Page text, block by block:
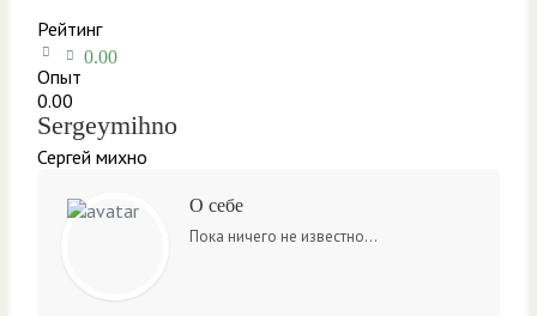
Рейтинг
0.00
Опыт
0.00
Sergeymihno
Сергей михно
О себе
Пока ничего не известно...